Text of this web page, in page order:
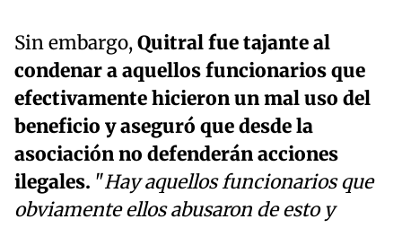
Sin embargo,Quitral fue tajante al
condenar a aquellos funcionarios que
efectivamente hicieron un mal uso del
beneficio y aseguró que desde la
asociación no defenderán acciones
ilegales. "Hay aquellos funcionarios que
obviamente ellos abusaron de esto y